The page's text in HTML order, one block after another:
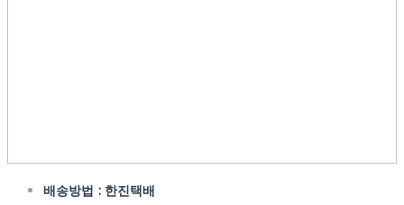
배송방법 : 한진택배